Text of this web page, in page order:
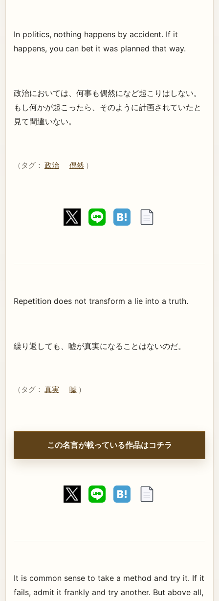
In politics, nothing happens by accident. If it
happens, you can bet it was planned that way.
政治においては、何事も偶然になど起こりはしない。
もし何かが起こったら、そのように計画されていたと
見て間違いない。
（タグ： 政治 偶然 ）
Repetition does not transform a lie into a truth.
繰り返しても、嘘が真実になることはないのだ。
（タグ： 真実 嘘 ）
この名言が載っている作品はコチラ
It is common sense to take a method and try it. If it
fails, admit it frankly and try another. But above all,